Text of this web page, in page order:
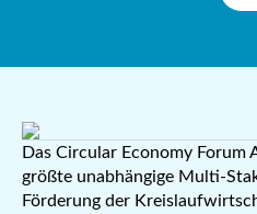
Das Circular Economy Forum
größte unabhängige Multi-
Förderung der